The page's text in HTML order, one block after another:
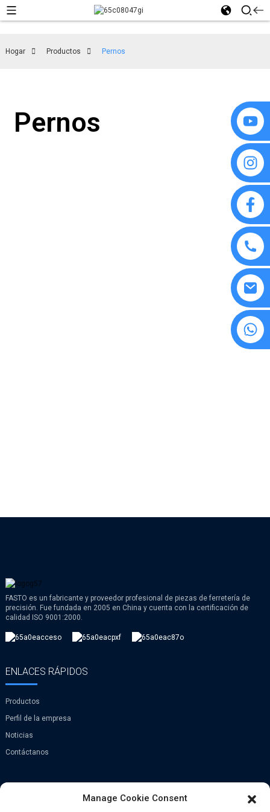
Hogar Productos Pernos
Pernos
FASTO es un fabricante y proveedor profesional de piezas de ferretería de
precisión. Fue fundada en 2005 en China y cuenta con la certificación de
calidad ISO 9001:2000.
ENLACES RÁPIDOS
Productos
Perfil de la empresa
Noticias
Contáctanos
PONTE EN CONTACTO
Manage Cookie Consent